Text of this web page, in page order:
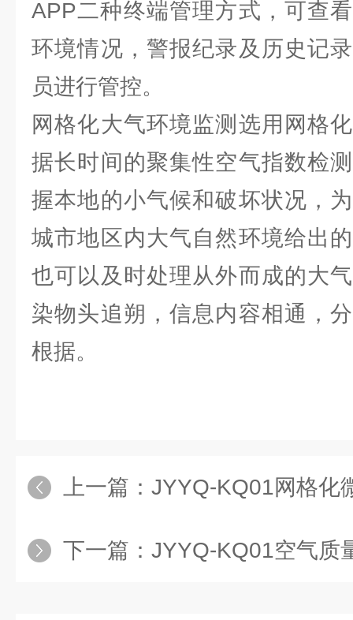
APP二种终端管理方式，可查
环境情况，警报纪录及历史记
员进行管控。
网格化大气环境监测选用网格
据长时间的聚集性空气指数检
握本地的小气候和破坏状况，
城市地区内大气自然环境给出
也可以及时处理从外而成的大
染物头追朔，信息内容相通，
根据。
上一篇： JYYQ-KQ01网格化
下一篇： JYYQ-KQ01空气质